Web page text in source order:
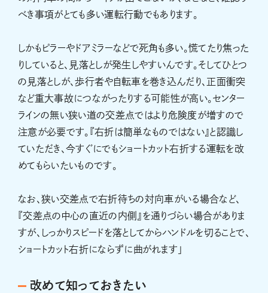
べき事項がとても多い運転行動でもあります。
しかもピラーやドアミラーなどで死角も多い。慌てたり焦った
りしていると、見落としが発生しやすいんです。そしてひとつ
の見落としが、歩行者や自転車を巻き込んだり、正面衝突
など重大事故につながったりする可能性が高い。センター
ラインの無い狭い道の交差点ではより危険度が増すので
注意が必要です。『右折は簡単なものではない』と認識し
ていただき、今すぐにでもショートカット右折する運転を改
めてもらいたいものです。
なお、狭い交差点で右折待ちの対向車がいる場合など、
『交差点の中心の直近の内側』を通りづらい場合がありま
すが、しっかりスピードを落としてからハンドルを切ることで、
ショートカット右折にならずに曲がれます」
改めて知っておきたい